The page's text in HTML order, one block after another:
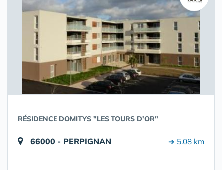
RÉSIDENCE DOMITYS "LES TOURS D'OR"
66000 - PERPIGNAN ➔ 5.08 km